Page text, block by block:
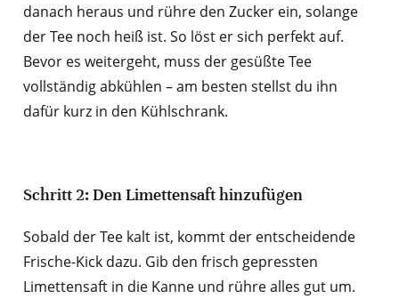
danach heraus und rühre den Zucker ein, solange
der Tee noch heiß ist. So löst er sich perfekt auf.
Bevor es weitergeht, muss der gesüßte Tee
vollständig abkühlen – am besten stellst du ihn
dafür kurz in den Kühlschrank.
Schritt 2: Den Limettensaft hinzufügen
Sobald der Tee kalt ist, kommt der entscheidende
Frische-Kick dazu. Gib den frisch gepressten
Limettensaft in die Kanne und rühre alles gut um.